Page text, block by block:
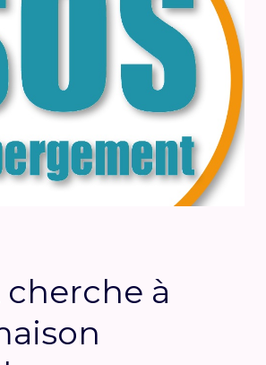
cherche à